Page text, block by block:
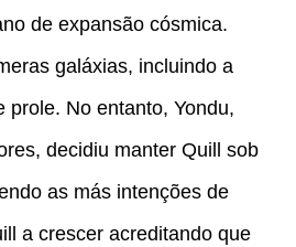
de expansão cósmica.
galáxias, incluindo a
prole. No entanto, Yondu,
decidiu manter Quill sob
as más intenções de
a crescer acreditando que